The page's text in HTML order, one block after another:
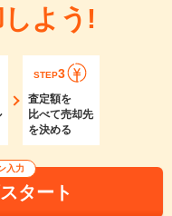
よう!
STEP3
査定額を
比べて売却先
を決める
入力
タート